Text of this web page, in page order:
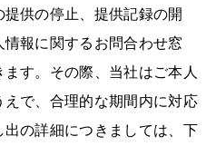
供の停止、提供記録の開
報に関するお問合わせ窓
す。その際、当社はご本人
で、合理的な期間内に対応
の詳細につきましては、下